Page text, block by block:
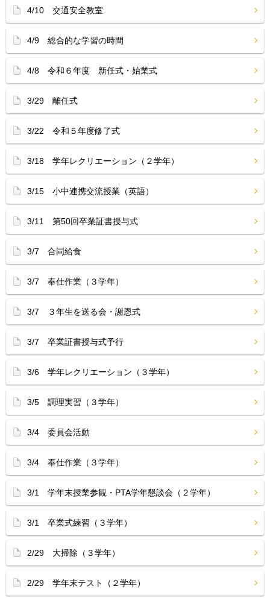
4/10 交通安全教室
4/9 総合的な学習の時間
4/8 令和６年度 新任式・始業式
3/29 離任式
3/22 令和５年度修了式
3/18 学年レクリエーション（２学年）
3/15 小中連携交流授業（英語）
3/11 第50回卒業証書授与式
3/7 合同給食
3/7 奉仕作業（３学年）
3/7 ３年生を送る会・謝恩式
3/7 卒業証書授与式予行
3/6 学年レクリエーション（３学年）
3/5 調理実習（３学年）
3/4 委員会活動
3/4 奉仕作業（３学年）
3/1 学年末授業参観・PTA学年懇談会（２学年）
3/1 卒業式練習（３学年）
2/29 大掃除（３学年）
2/29 学年末テスト（２学年）